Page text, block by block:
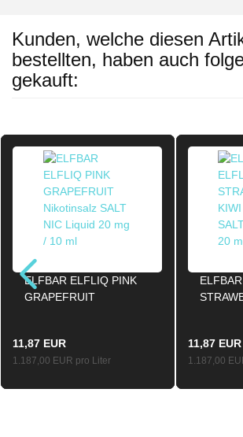
Kunden, welche diesen
bestellten, haben auch
gekauft:
ELFBAR ELFLIQ PINK
GRAPEFRUIT
11,87 EUR
1.187,00 EUR pro Liter
11,87 EUR
1.187,00